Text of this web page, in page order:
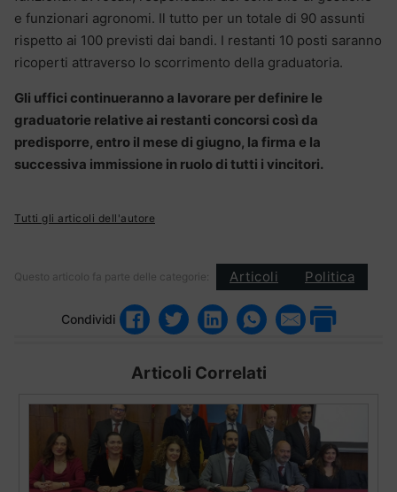
e funzionari agronomi. Il tutto per un totale di 90 assunti
rispetto ai 100 previsti dai bandi. I restanti 10 posti saranno
ricoperti attraverso lo scorrimento della graduatoria.
Gli uffici continueranno a lavorare per definire le
graduatorie relative ai restanti concorsi così da
predisporre, entro il mese di giugno, la firma e la
successiva immissione in ruolo di tutti i vincitori.
Tutti gli articoli dell'autore
Questo articolo fa parte delle categorie: Articoli Politica
Condividi
Articoli Correlati